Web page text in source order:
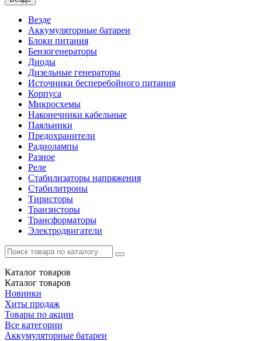
Везде
Аккумуляторные батареи
Блоки питания
Бензогенераторы
Диоды
Дизельные генераторы
Источники бесперебойного питания
Корпуса
Микросхемы
Наконечники кабельные
Паяльники
Предохранители
Радиолампы
Разное
Реле
Стабилизаторы напряжения
Стабилитроны
Тиристоры
Транзисторы
Трансформаторы
Электродвигатели
Каталог товаров
Каталог товаров
Новинки
Хиты продаж
Товары по акции
Все категории
Аккумуляторные батареи